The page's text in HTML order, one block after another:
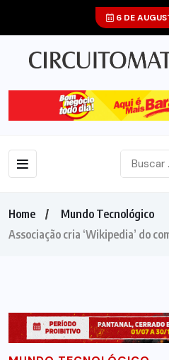
6 DE
Home
Mundo Tecnológico
Associação cria ‘Wikipedia’ do